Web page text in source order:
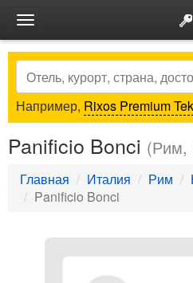
Toggle
navigation
Search
Например, Rixos Premium
Panificio Bonci (Рим,
Главная Италия Рим
Panificio Bonci